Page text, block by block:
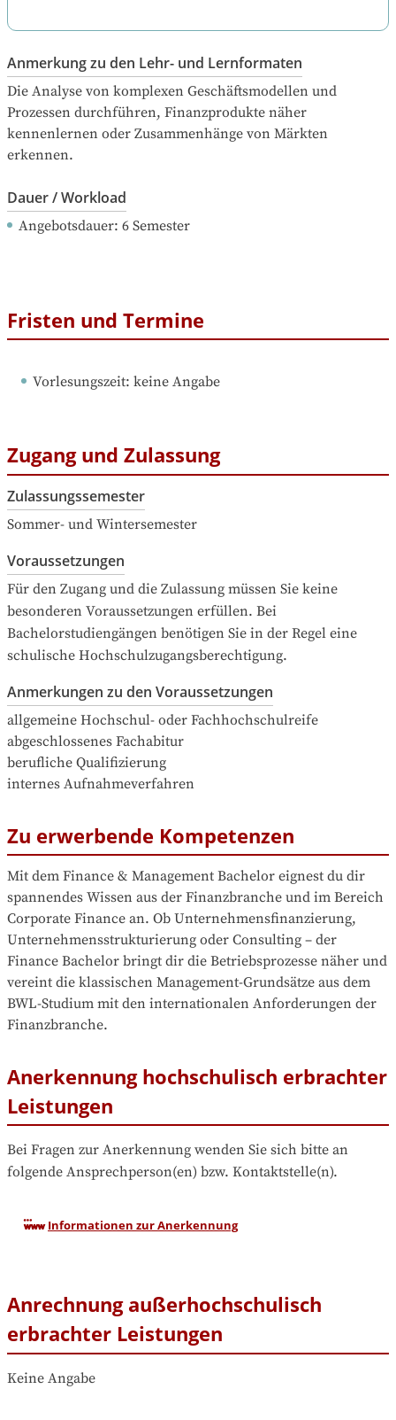
Anmerkung zu den Lehr- und Lernformaten
Die Analyse von komplexen Geschäftsmodellen und
Prozessen durchführen, Finanzprodukte näher
kennenlernen oder Zusammenhänge von Märkten
erkennen.
Dauer / Workload
Angebotsdauer: 6 Semester
Fristen und Termine
Vorlesungszeit: keine Angabe
Zugang und Zulassung
Zulassungssemester
Sommer- und Wintersemester
Voraussetzungen
Für den Zugang und die Zulassung müssen Sie keine
besonderen Voraussetzungen erfüllen. Bei
Bachelorstudiengängen benötigen Sie in der Regel eine
schulische Hochschulzugangsberechtigung.
Anmerkungen zu den Voraussetzungen
allgemeine Hochschul- oder Fachhochschulreife
abgeschlossenes Fachabitur
berufliche Qualifizierung
internes Aufnahmeverfahren
Zu erwerbende Kompetenzen
Mit dem Finance & Management Bachelor eignest du dir
spannendes Wissen aus der Finanzbranche und im Bereich
Corporate Finance an. Ob Unternehmensfinanzierung,
Unternehmensstrukturierung oder Consulting – der
Finance Bachelor bringt dir die Betriebsprozesse näher und
vereint die klassischen Management-Grundsätze aus dem
BWL-Studium mit den internationalen Anforderungen der
Finanzbranche.
Anerkennung hochschulisch erbrachter
Leistungen
Bei Fragen zur Anerkennung wenden Sie sich bitte an
folgende Ansprechperson(en) bzw. Kontaktstelle(n).
Informationen zur Anerkennung
Anrechnung außerhochschulisch
erbrachter Leistungen
Keine Angabe